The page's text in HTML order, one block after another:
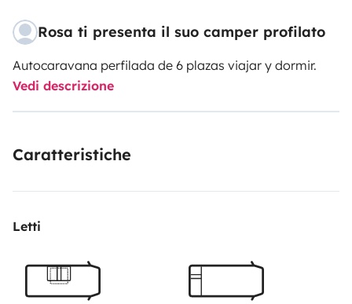
Rosa ti presenta il suo camper profilato
Autocaravana perfilada de 6 plazas viajar y dormir.
Vedi descrizione
Caratteristiche
Letti